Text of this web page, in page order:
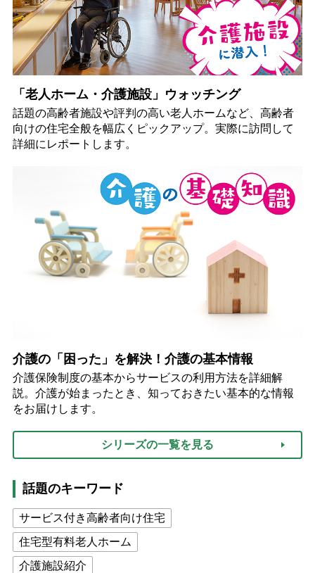
「老人ホーム・介護施設」ウォッチング
話題の高齢者施設や評判の高い老人ホームなど、高齢者
向けの住宅全般を幅広くピックアップ。実際に訪問して
詳細にレポートします。
介護の「困った」を解決！介護の基本情報
介護保険制度の基本からサービスの利用方法を詳細解
説。介護が始まったとき、知っておきたい基本的な情報
をお届けします。
シリーズの一覧を見る
話題のキーワード
サービス付き高齢者向け住宅
住宅型有料老人ホーム
介護施設紹介